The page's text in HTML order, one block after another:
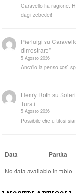
Caravello ha ragione.
dagli zebedei!
Pierluigi su
dimostrare”
5 Agosto 2026
Anch'io la penso così
Henry Roth su
Turati
5 Agosto 2026
Possibile che u tifosi
Data Partita
No data available in table